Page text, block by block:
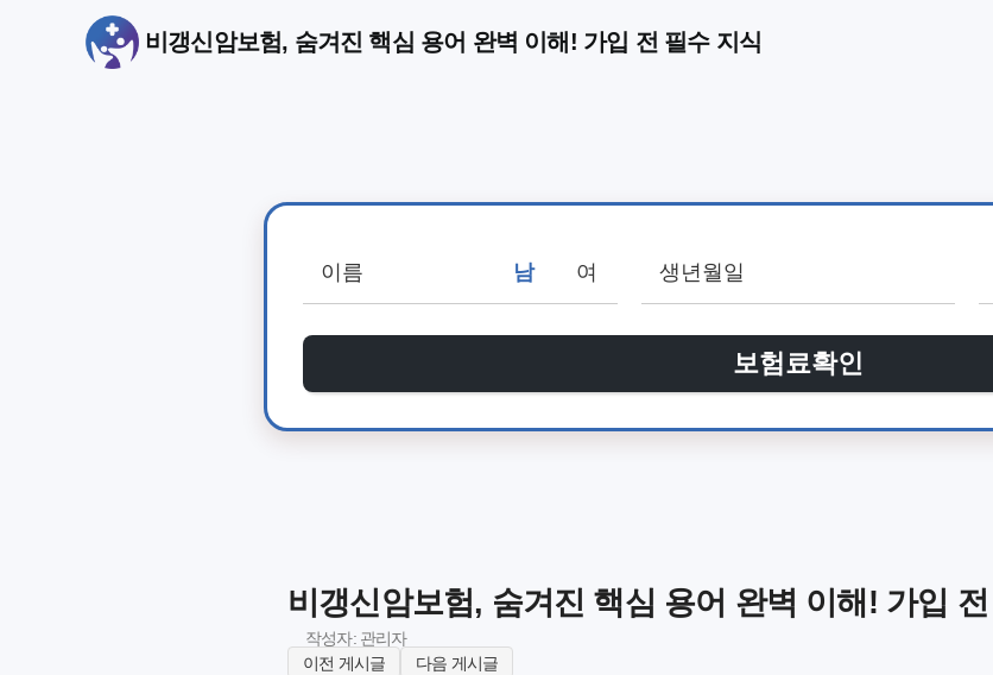
비갱신암보험, 숨겨진 핵심 용어 완벽 이해! 가입 전 필수 지식
남 여
보험료확인
비갱신암보험, 숨겨진 핵심 용어 완벽 이해! 가입
작성자: 관리자
이전 게시글
다음 게시글